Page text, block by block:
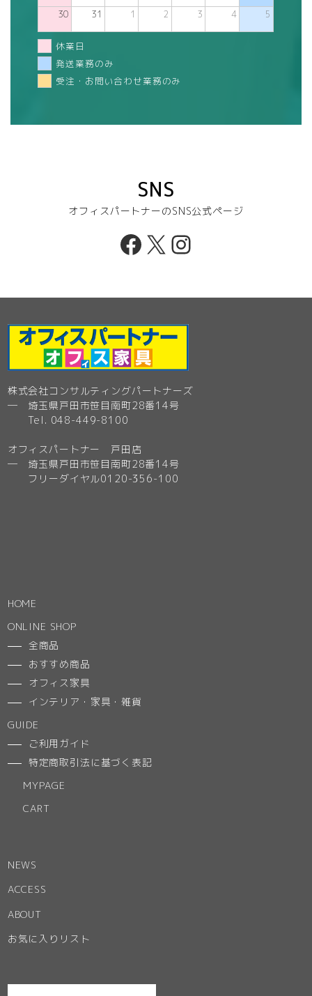
30 31 1 2 3 4 5
休業日
発送業務のみ
受注・お問い合わせ業務のみ
SNS
オフィスパートナーのSNS公式ページ
Facebook
X Instagram
株式会社コンサルティングパートナーズ
─ 埼玉県戸田市笹目南町28番14号
Tel. 048-449-8100
オフィスパートナー 戸田店
─ 埼玉県戸田市笹目南町28番14号
フリーダイヤル0120-356-100
HOME
ONLINE SHOP
全商品
おすすめ商品
オフィス家具
インテリア・家具・雑貨
GUIDE
ご利用ガイド
特定商取引法に基づく表記
MYPAGE
CART
NEWS
ACCESS
ABOUT
お気に入りリスト